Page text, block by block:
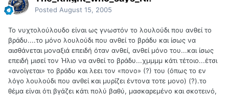
Posted August 15, 2005
Το νυχτολούλουδο είναι ως γνωστόν το λουλούδι που ανθεί το
βράδυ....το μόνο λουλούδι που ανθεί το βράδυ και ίσως να
αισθάνεται μοναξιά επειδή όταν ανθεί, ανθεί μόνο του...και ίσως
επειδή μισεί τον Ήλιο να ανθεί το βράδυ...χμμμμ κάτι τέτοιο...έτσι
«ανοίγεται» το βράδυ και λεει τον «πονο» (?) του (όπως το εν
λόγο λουλούδι που ανθεί και μυρίζει έντονα τοτε μονο) (?).το
θέμα είναι ότι βγάζει κάτι πολύ βαθύ, μασκαρεμένο και σκοτεινό,